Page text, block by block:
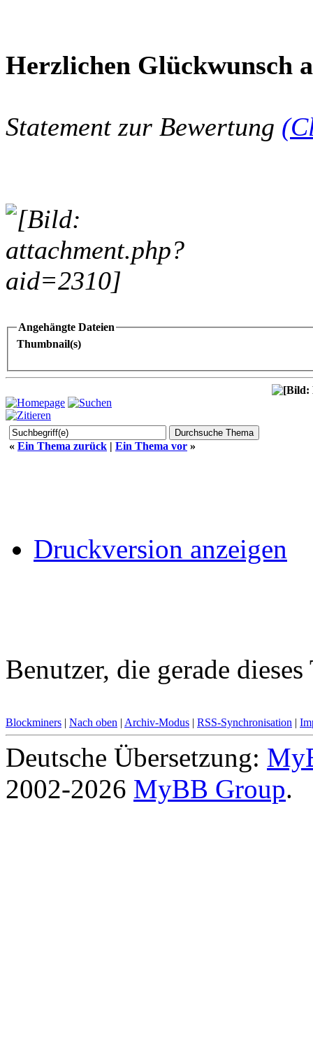
Herzlichen Glückwunsch
Statement zur Bewertung
Angehängte Dateien
Thumbnail(s)
« Ein Thema zurück | Ein Thema vor »
Druckversion anzeigen
Benutzer, die gerade
Blockminers | Nach oben | Archiv-Modus | RSS-Synchronisation |
Deutsche Übersetzung:
2002-2026 MyBB Group.